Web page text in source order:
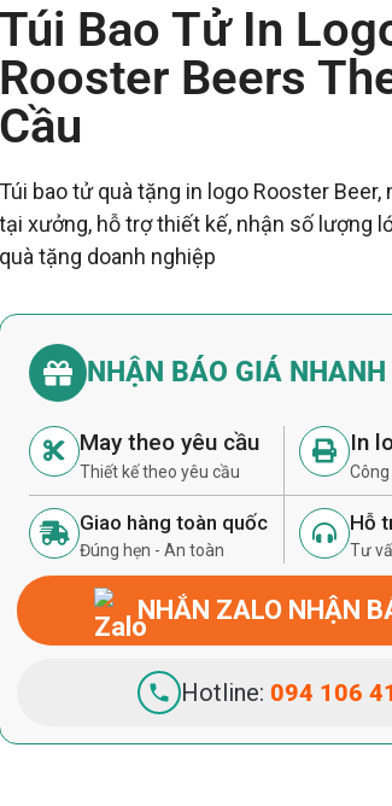
Túi Bao Tử In
Rooster Beers
Cầu
Túi bao tử quà tặng in logo Rooster Beer,
tại xưởng, hỗ trợ thiết kế, nhận số lượng
quà tặng doanh nghiệp
NHẬN BÁO GIÁ NHANH
May theo yêu cầu
Thiết kế theo yêu cầu
In
Giao hàng toàn quốc
Đúng hẹn - An toàn
Hỗ
Tư
NHẮN ZALO NHẬN
Hotline: 094 106